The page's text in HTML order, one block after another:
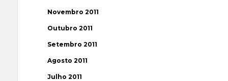
Novembro 2011
Outubro 2011
Setembro 2011
Agosto 2011
Julho 2011